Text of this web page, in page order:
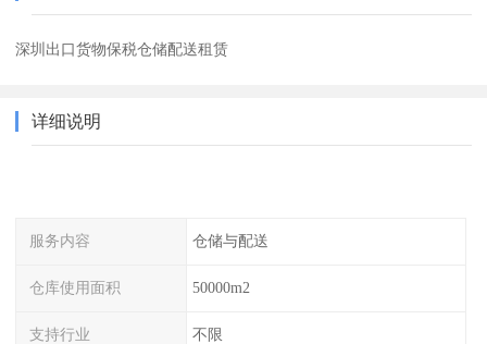
深圳出口货物保税仓储配送租赁
详细说明
服务内容 仓储与配送
仓库使用面积 50000m2
支持行业 不限